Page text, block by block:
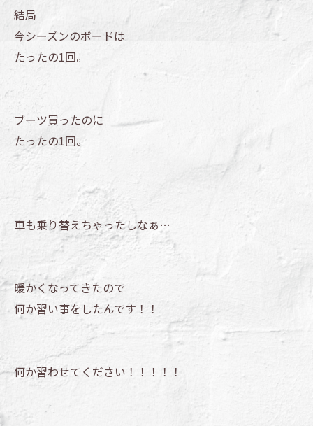
結局
今シーズンのボードは
たったの1回。
ブーツ買ったのに
たったの1回。
車も乗り替えちゃったしなぁ…
暖かくなってきたので
何か習い事をしたんです！！
何か習わせてください！！！！！